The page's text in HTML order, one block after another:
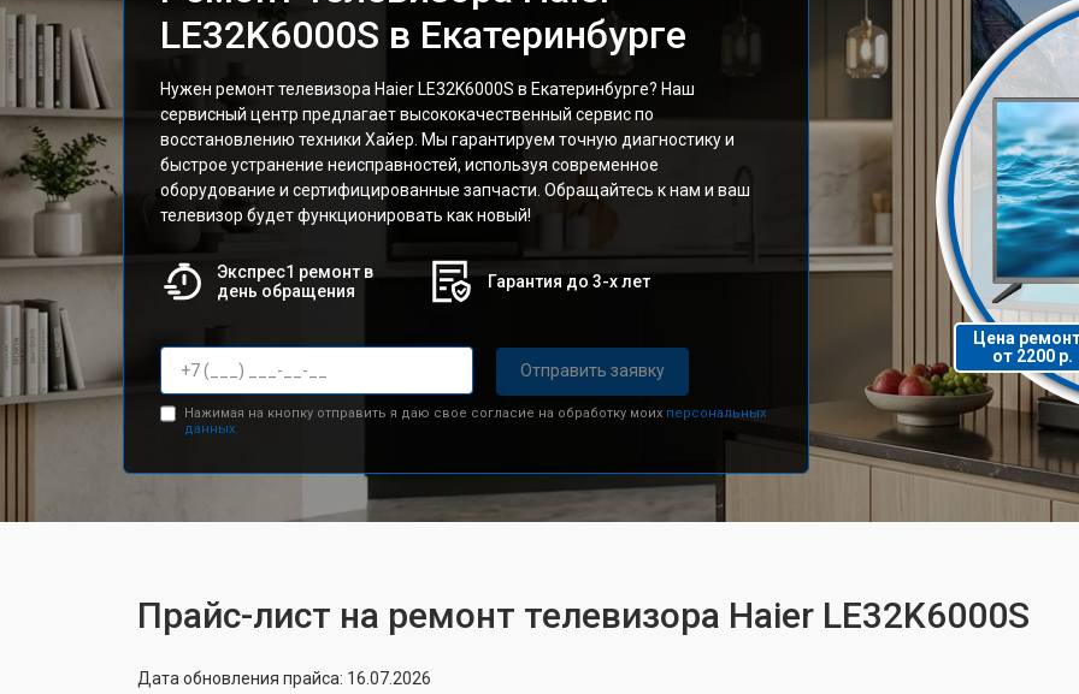
LE32K6000S в Екатеринбурге
Нужен ремонт телевизора Haier LE32K6000S в Екатеринбурге? Наш
сервисный центр предлагает высококачественный сервис по
восстановлению техники Хайер. Мы гарантируем точную диагностику и
быстрое устранение неисправностей, используя современное
оборудование и сертифицированные запчасти. Обращайтесь к нам и ваш
телевизор будет функционировать как новый!
Экспрес1 ремонт в
день обращения
Гарантия до 3-х лет
Отправить заявку
Нажимая на кнопку отправить я даю свое согласие на обработку моих персональных
данных.
Цена
от 2200 р.
Прайс-лист на ремонт телевизора Haier LE32K6000S
Дата обновления прайса: 16.07.2026